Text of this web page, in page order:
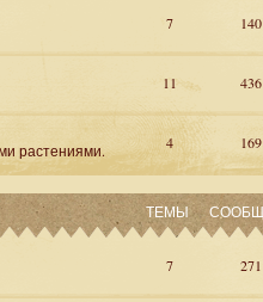
7 140
11 436
растениями.
4 169
ТЕМЫ
7 271